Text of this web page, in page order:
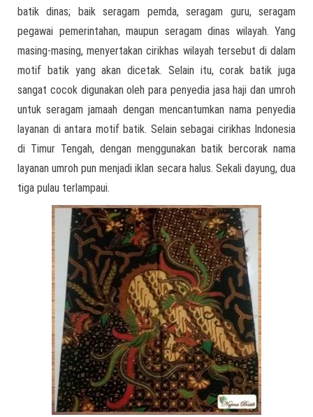
batik dinas; baik seragam pemda, seragam guru, seragam
pegawai pemerintahan, maupun seragam dinas wilayah. Yang
masing-masing, menyertakan cirikhas wilayah tersebut di dalam
motif batik yang akan dicetak. Selain itu, corak batik juga
sangat cocok digunakan oleh para penyedia jasa haji dan umroh
untuk seragam jamaah dengan mencantumkan nama penyedia
layanan di antara motif batik. Selain sebagai cirikhas Indonesia
di Timur Tengah, dengan menggunakan batik bercorak nama
layanan umroh pun menjadi iklan secara halus. Sekali dayung, dua
tiga pulau terlampaui.